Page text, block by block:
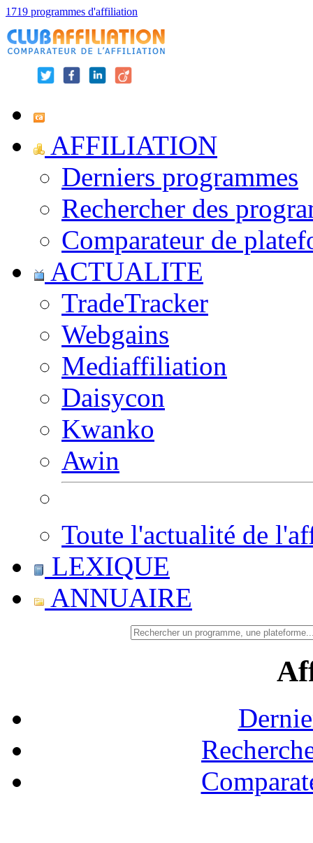
1719 programmes d'affiliation
AFFILIATION
Derniers programmes
Rechercher des
Comparateur de
ACTUALITE
TradeTracker
Webgains
Mediaffiliation
Daisycon
Kwanko
Awin
Toute l'actualité de
LEXIQUE
ANNUAIRE